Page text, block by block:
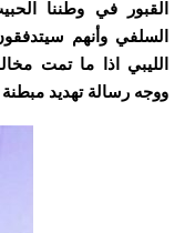
القبور في وطننا
السلفي وأنهم
الليبي اذا ما تمت
ووجه رسالة تهديد